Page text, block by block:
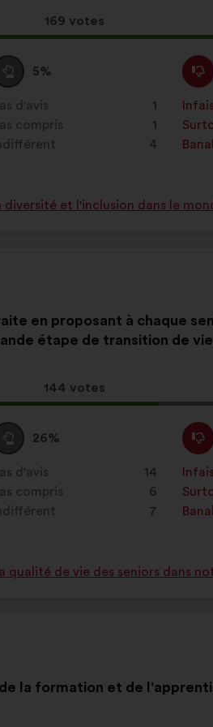
Cette
proposition
récolté
169 votes
5%
d'avis 1
compris
1
4
Pas
:
Cette
a
été
fois
:fois
:fois
et l'inclusion dans le
en proposant à chaque
étape de transition de
Cette
proposition
récolté
144 votes
26%
d'avis 14
compris
6
7
Pas
:
Cette
a
été
fois
:fois
:fois
qualité de vie des seniors dans
la formation et de